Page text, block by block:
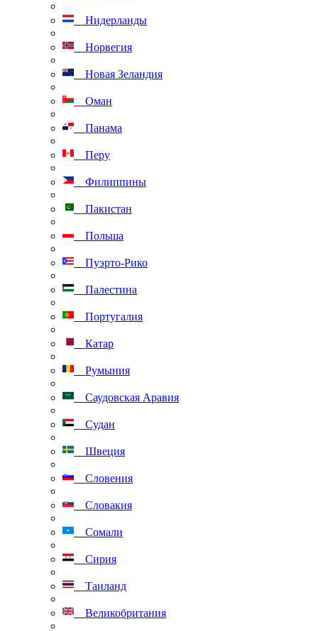
Нидерланды
Норвегия
Новая Зеландия
Оман
Панама
Перу
Филиппины
Пакистан
Польша
Пуэрто-Рико
Палестина
Португалия
Катар
Румыния
Саудовская Аравия
Судан
Швеция
Словения
Словакия
Сомали
Сирия
Таиланд
Великобритания